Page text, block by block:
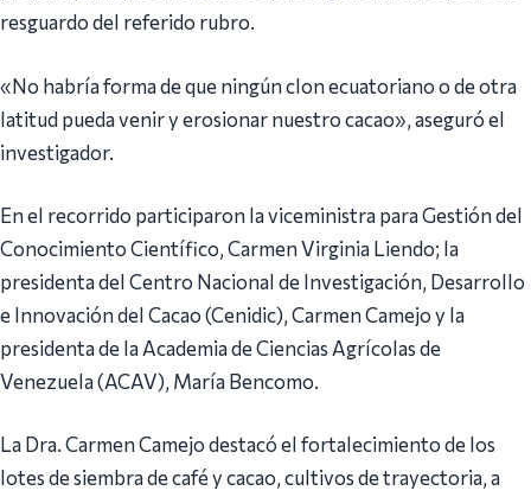
resguardo del referido rubro.
«No habría forma de que ningún clon ecuatoriano o de otra
latitud pueda venir y erosionar nuestro cacao», aseguró el
investigador.
En el recorrido participaron la viceministra para Gestión del
Conocimiento Científico, Carmen Virginia Liendo; la
presidenta del Centro Nacional de Investigación, Desarrollo
e Innovación del Cacao (Cenidic), Carmen Camejo y la
presidenta de la Academia de Ciencias Agrícolas de
Venezuela (ACAV), María Bencomo.
La Dra. Carmen Camejo destacó el fortalecimiento de los
lotes de siembra de café y cacao, cultivos de trayectoria, a